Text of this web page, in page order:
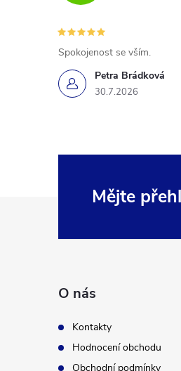
Petra Brádková
30.7.2026
Spokojenost se vším.
Mějte
O nás
Kontakty
Hodnocení obchodu
Obchodní podmínky